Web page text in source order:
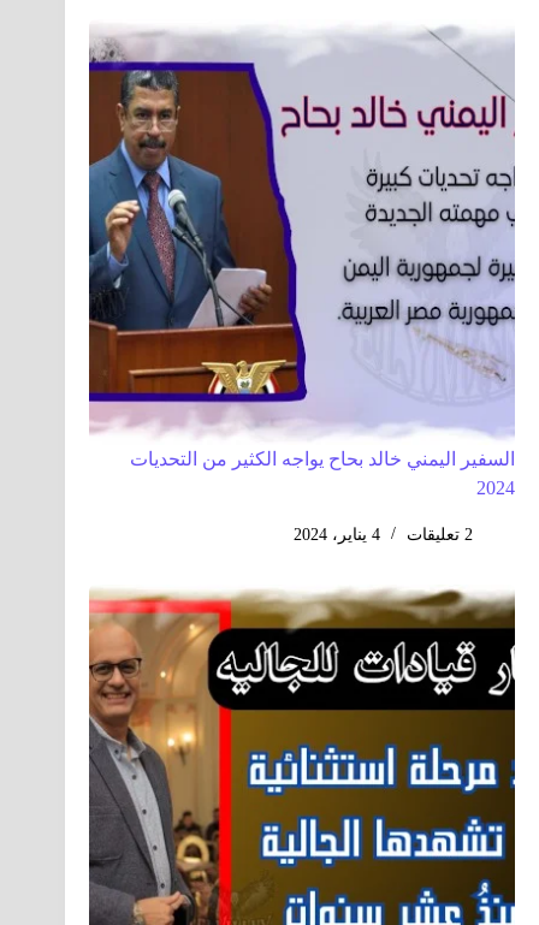
السفير اليمني خالد بحاح يواجه الكثير من التحديات
2024
2 تعليقات 4 يناير، 2024